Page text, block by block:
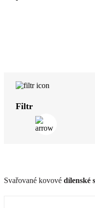
Filtr
Svařované kovové dílenské